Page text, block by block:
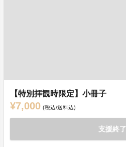
【特別拝観時限定】小冊子
¥7,000 (税込/送料込)
支援終了